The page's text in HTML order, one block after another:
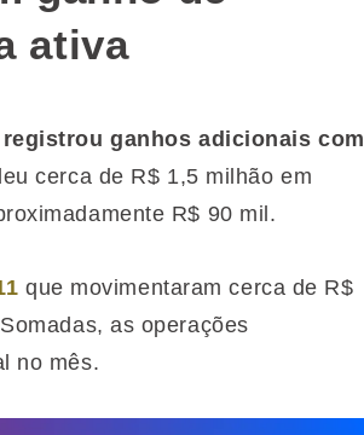
ativa
registrou ganhos adicionais com
cerca de R$ 1,5 milhão em
R$ 90 mil.
que movimentaram cerca de R$
as operações
no mês.